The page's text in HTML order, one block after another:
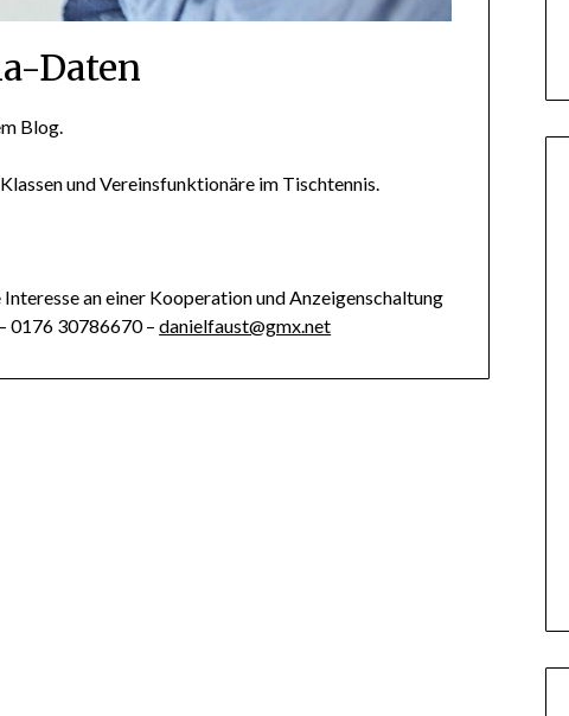
Daten
Blog.
und Vereinsfunktionäre im Tischtennis.
an einer Kooperation und Anzeigenschaltung
0176 30786670 –danielfaust@gmx.net